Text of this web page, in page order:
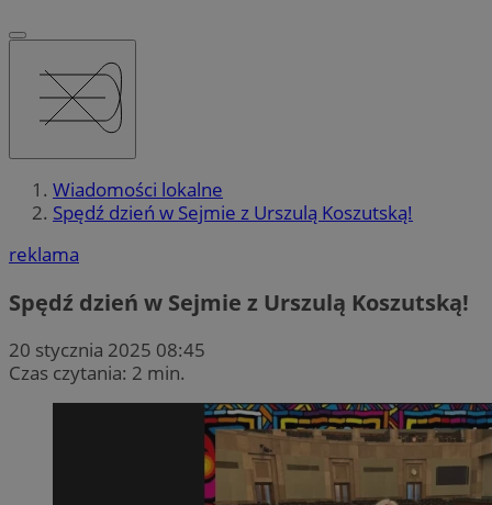
Wiadomości lokalne
Spędź dzień w Sejmie z Urszulą Koszutską!
reklama
Spędź dzień w Sejmie z Urszulą Koszutską!
20 stycznia 2025 08:45
Czas czytania: 2 min.